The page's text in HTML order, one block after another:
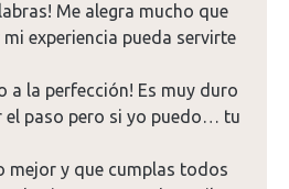
Me alegra mucho que
experiencia pueda servirte
a la perfección! Es muy duro
el paso pero si yo puedo… tu
mejor y que cumplas todos